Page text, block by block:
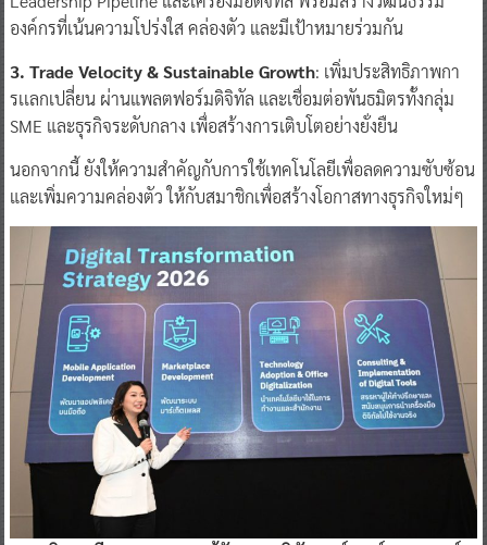
องค์กรที่เน้นความโปร่งใส คล่องตัว และมีเป้าหมายร่วมกัน
3. Trade Velocity & Sustainable Growth: เพิ่มประสิทธิภาพกา
รเเลกเปลี่ยน ผ่านแพลตฟอร์มดิจิทัล และเชื่อมต่อพันธมิตรทั้งกลุ่ม
SME และธุรกิจระดับกลาง เพื่อสร้างการเติบโตอย่างยั่งยืน
นอกจากนี้ ยังให้ความสำคัญกับการใช้เทคโนโลยีเพื่อลดความซับซ้อน
และเพิ่มความคล่องตัว ให้กับสมาชิกเพื่อสร้างโอกาสทางธุรกิจใหม่ๆ